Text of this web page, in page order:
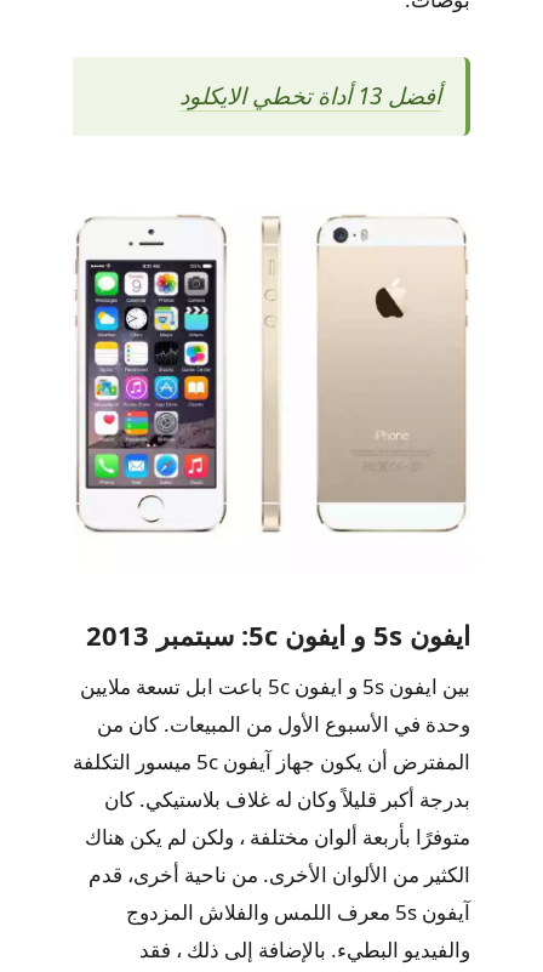
أفضل 13 أداة تخطي الايكلود
ايفون 5s و ايفون 5c: سبتمبر 2013
بين ايفون 5s و ايفون 5c باعت ابل تسعة ملايين
وحدة في الأسبوع الأول من المبيعات. كان من
المفترض أن يكون جهاز آيفون 5c ميسور التكلفة
بدرجة أكبر قليلاً وكان له غلاف بلاستيكي. كان
متوفرًا بأربعة ألوان مختلفة ، ولكن لم يكن هناك
الكثير من الألوان الأخرى. من ناحية أخرى، قدم
آيفون 5s معرف اللمس والفلاش المزدوج
والفيديو البطيء. بالإضافة إلى ذلك ، فقد